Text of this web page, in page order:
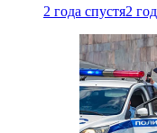
2 года спустя2